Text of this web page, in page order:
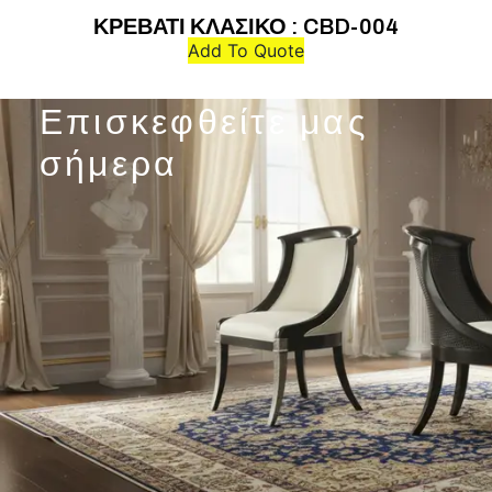
ΚΡΕΒΑΤΙ ΚΛΑΣΙΚΟ : CBD-004
Add To Quote
Επισκεφθείτε μας
σήμερα